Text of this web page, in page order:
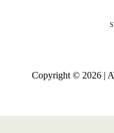
Copyright © 2026 |